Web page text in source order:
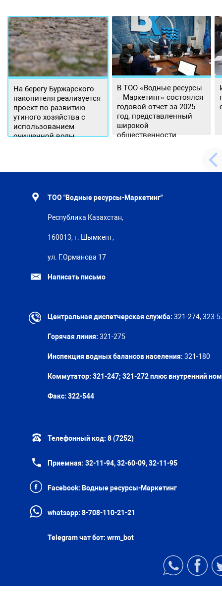
На берегу Буржарского
накопителя реализуется
проект по развитию
утиного хозяйства с
использованием
очищенной воды
В ТОО «Водные ресурсы
– Маркетинг» состоялся
годовой отчет за 2025
год, представленный
широкой
общественности.
ТОО "Водные ресурсы-Маркетинг"
Республика Казахстан,
160013, г. Шымкент,
ул. Г.Орманова 17
Написать письмо
Центральная диспетчерская служба: 321-274, 323-
Горячая линия: 321-275
Инспекция водных балансов населения: 321-180
Коммутатор: 321-247; 321-272 плюс внутренний
Факс: 322-544
Телефонный код: 8 (7252)
Приемная: 32-11-94, 32-60-09, 32-11-95
Facebook: Водные ресурсы-Маркетинг
whatsapp: 8-708-110-21-21
Telegram чат бот: wrm_bot